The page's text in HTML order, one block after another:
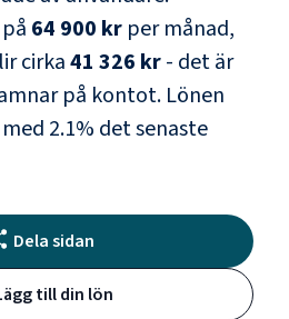
64 900 kr per månad,
cirka41 326 kr- det är
på kontot. Lönen
2.1% det senaste
Dela sidan
till din lön